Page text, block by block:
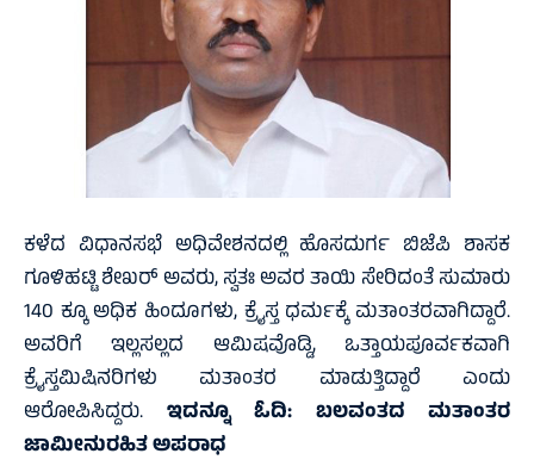
ಕಳೆದ ವಿಧಾನಸಭೆ ಅಧಿವೇಶನದಲ್ಲಿ ಹೊಸದುರ್ಗ ಬಿಜೆಪಿ ಶಾಸಕ
ಗೂಳಿಹಟ್ಟಿ ಶೇಖರ್ ಅವರು, ಸ್ವತಃ ಅವರ ತಾಯಿ‌ ಸೇರಿದಂತೆ ಸುಮಾರು
140 ಕ್ಕೂ ಅಧಿಕ‌ ಹಿಂದೂಗಳು, ಕ್ರೈಸ್ತ ಧರ್ಮಕ್ಕೆ ‌ಮತಾಂತರವಾಗಿದ್ದಾರೆ.
ಅವರಿಗೆ ಇಲ್ಲಸಲ್ಲದ ಆಮಿಷವೊಡ್ಡಿ, ಒತ್ತಾಯಪೂರ್ವಕವಾಗಿ
ಕ್ರೈಸ್ತ‌ಮಿಷಿನರಿಗಳು ಮತಾಂತರ ಮಾಡುತ್ತಿದ್ದಾರೆ ಎಂದು
ಆರೋಪಿಸಿದ್ದರು. ಇದನ್ನೂ ಓದಿ: ಬಲವಂತದ ಮತಾಂತರ
ಜಾಮೀನುರಹಿತ ಅಪರಾಧ